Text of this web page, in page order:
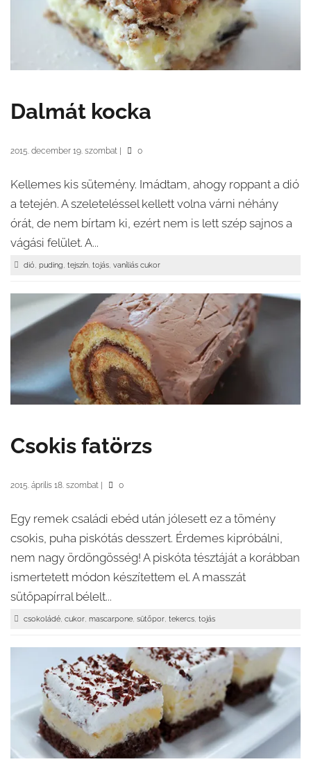
Dalmát kocka
2015. december 19. szombat 0
Kellemes kis sütemény. Imádtam, ahogy roppant a dió
a tetején. A szeleteléssel kellett volna várni néhány
órát, de nem bírtam ki, ezért nem is lett szép sajnos a
vágási felület. A...
dió, puding, tejszín, tojás, vaníliás cukor
Csokis fatörzs
2015. április 18. szombat 0
Egy remek családi ebéd után jólesett ez a tömény
csokis, puha piskótás desszert. Érdemes kipróbálni,
nem nagy ördöngösség! A piskóta tésztáját a korábban
ismertetett módon készítettem el. A masszát
sütőpapírral bélelt...
csokoládé, cukor, mascarpone, sütőpor, tekercs, tojás